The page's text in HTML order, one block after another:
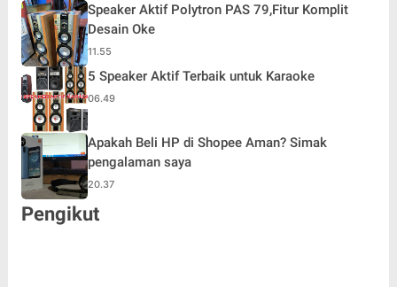
Speaker Aktif Polytron PAS 79,Fitur Komplit
Desain Oke
11.55
5 Speaker Aktif Terbaik untuk Karaoke
06.49
Apakah Beli HP di Shopee Aman? Simak
pengalaman saya
20.37
Pengikut